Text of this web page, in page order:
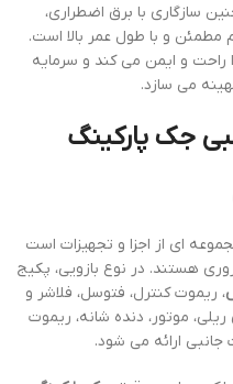
سازگاری با برق اضطراری،
و با طول عمر بالا است.
راحت و ایمن می کند و سرمایه
می سازد.
جک پارکینگ
ای از اجزا و تجهیزات است
هستند. در نوع بازویی، پکیج
، ریموت کنترل، فتوسل، فلاشر و
موتور، دنده شانه، ریموت
جانبی ارائه می شود.